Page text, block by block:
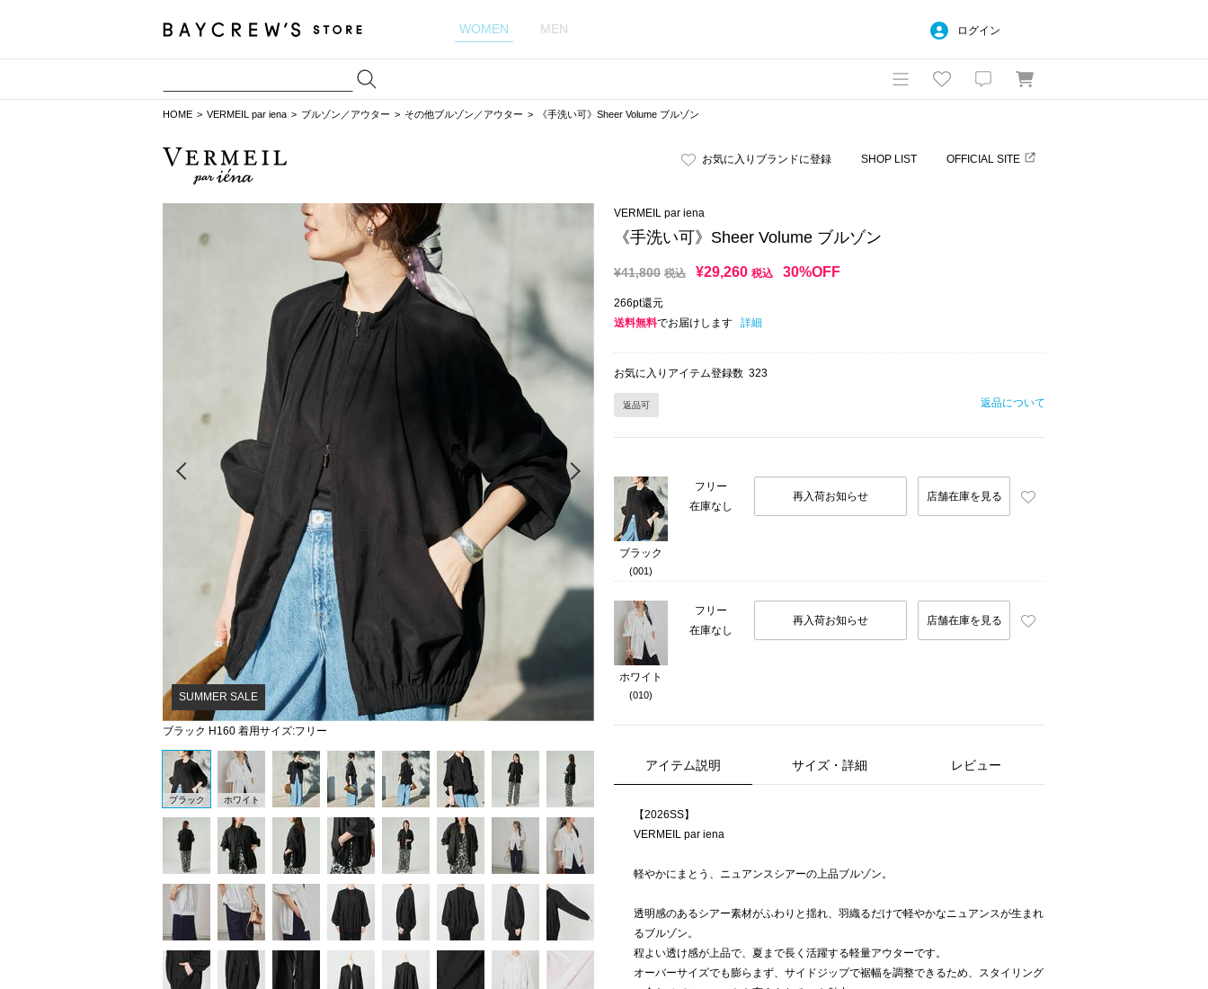
WOMEN MEN ログイン
HOME VERMEIL par iena ブルゾン／アウター その他ブルゾン／アウター 《手洗い可》Sheer Volume ブルゾン
お気に入りブランドに登録 SHOP LIST OFFICIAL SITE
ブラック H160 着用サイズ:フリー
Prev
SUMMER SALE
ブラック ホワイト
VERMEIL par iena
《手洗い可》Sheer Volume ブルゾン
¥41,800 税込 ¥29,260 税込 30%OFF
266pt還元
送料無料でお届けします 詳細
お気に入りアイテム登録数 323
返品可 返品について
ブラック
(001)
フリー
在庫なし
再入荷お知らせ 店舗在庫を見る
ホワイト
(010)
フリー
在庫なし
再入荷お知らせ 店舗在庫を見る
アイテム説明 サイズ・詳細 レビュー
【2026SS】
VERMEIL par iena
軽やかにまとう、ニュアンスシアーの上品ブルゾン。
透明感のあるシアー素材がふわりと揺れ、羽織るだけで軽やかなニュアンスが生まれ
るブルゾン。
程よい透け感が上品で、夏まで長く活躍する軽量アウターです。
オーバーサイズでも膨らまず、サイドジップで裾幅を調整できるため、スタイリング